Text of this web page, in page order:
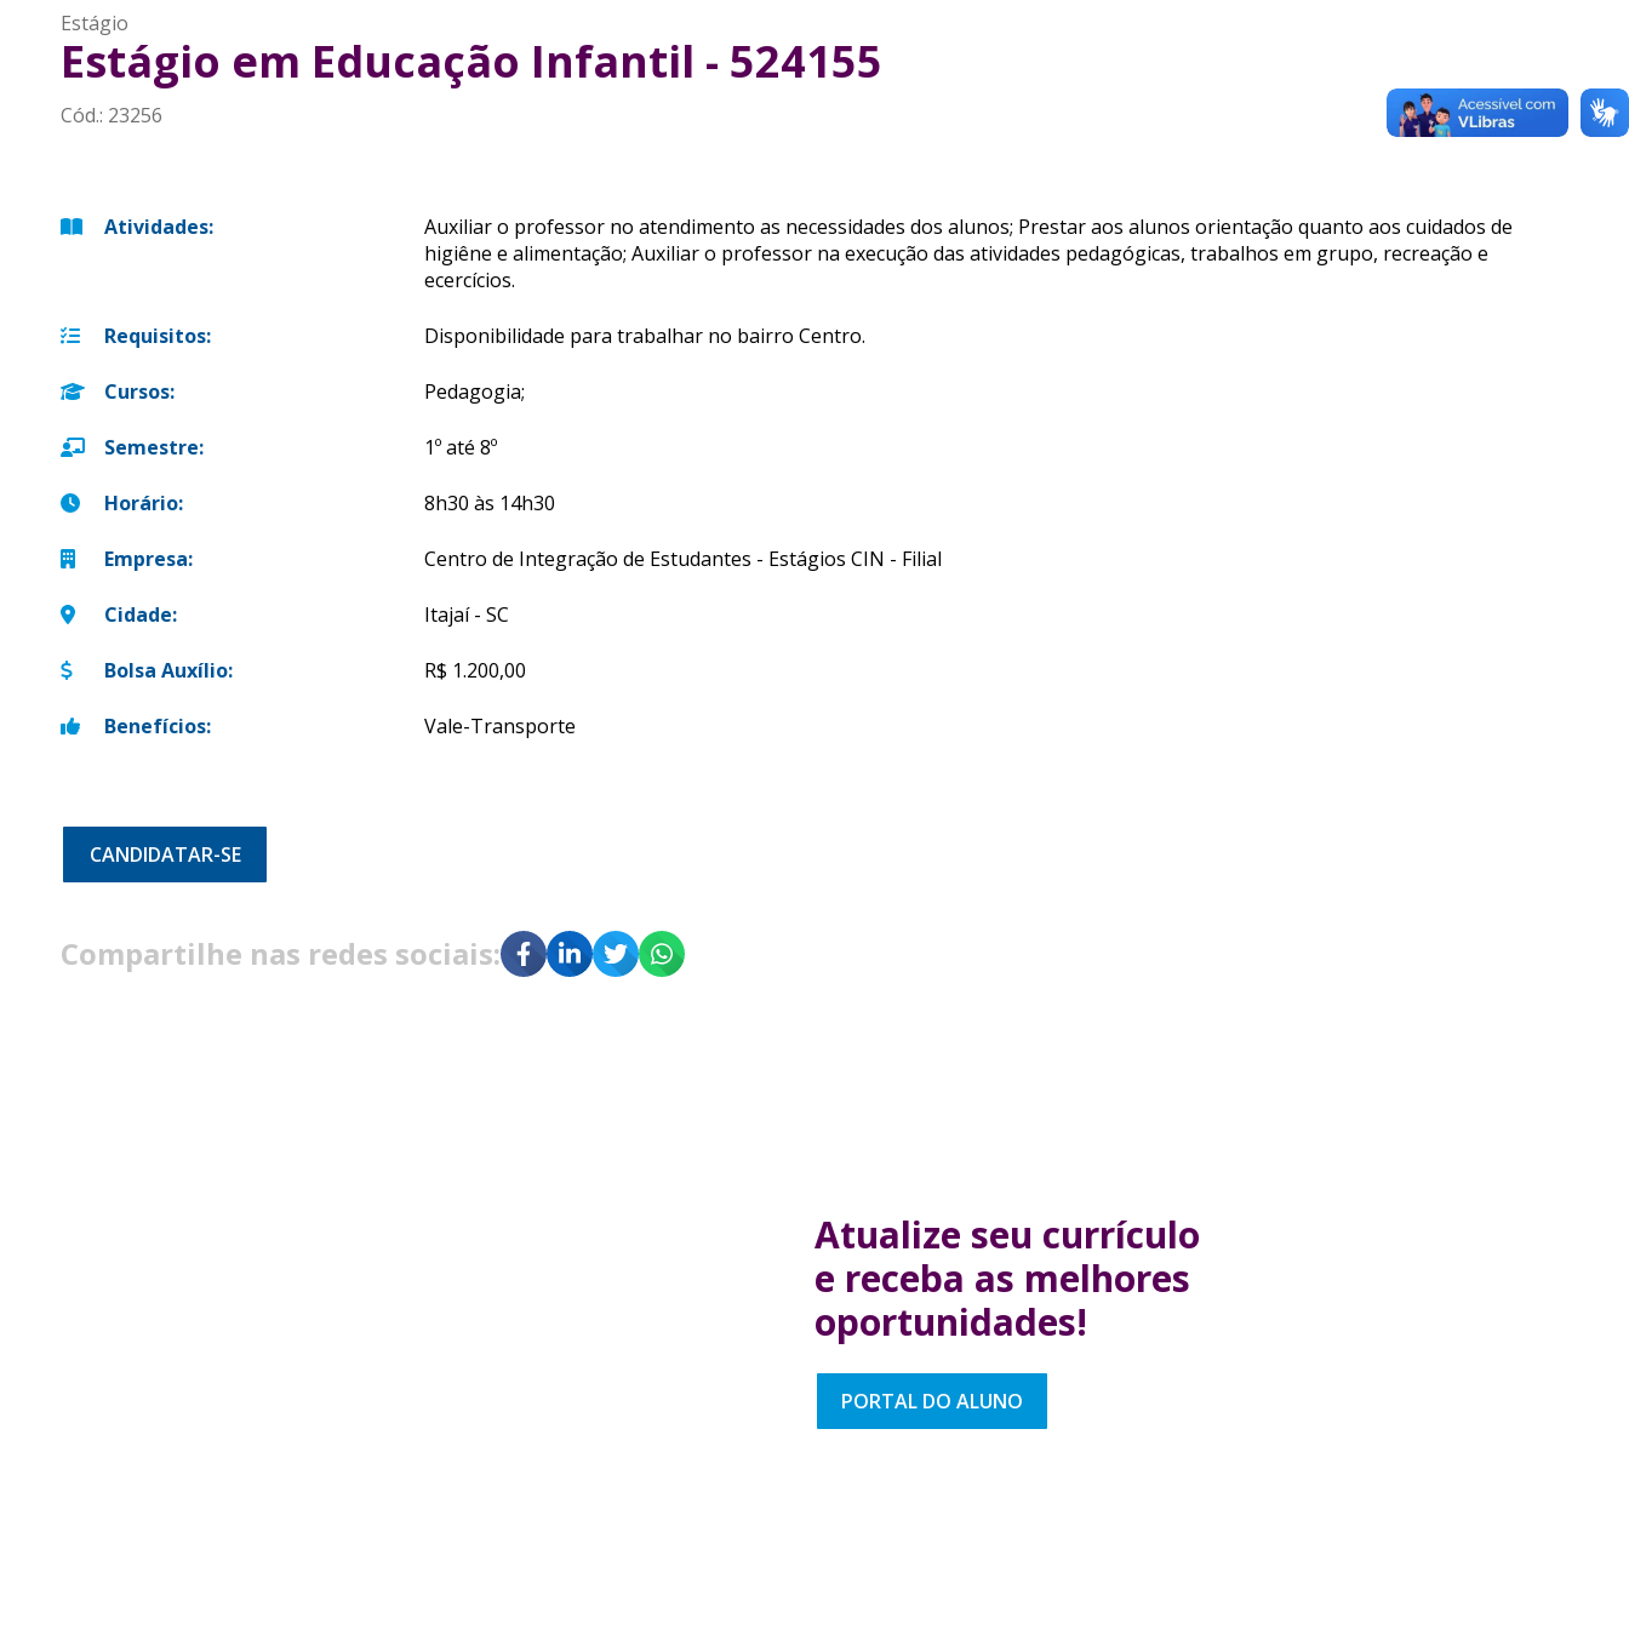
Estágio
Estágio em Educação Infantil - 524155
Cód.: 23256
Atividades:
Auxiliar o professor no atendimento as necessidades dos alunos; Prestar aos alunos orientação quanto aos cuidados de
higiêne e alimentação; Auxiliar o professor na execução das atividades pedagógicas, trabalhos em grupo, recreação e
ecercícios.
Requisitos: Disponibilidade para trabalhar no bairro Centro.
Cursos: Pedagogia;
Semestre: 1º até 8º
Horário: 8h30 às 14h30
Empresa: Centro de Integração de Estudantes - Estágios CIN - Filial
Cidade: Itajaí - SC
Bolsa Auxílio: R$ 1.200,00
Benefícios: Vale-Transporte
CANDIDATAR-SE
Compartilhe nas redes sociais:
Atualize seu currículo
e receba as melhores
oportunidades!
PORTAL DO ALUNO